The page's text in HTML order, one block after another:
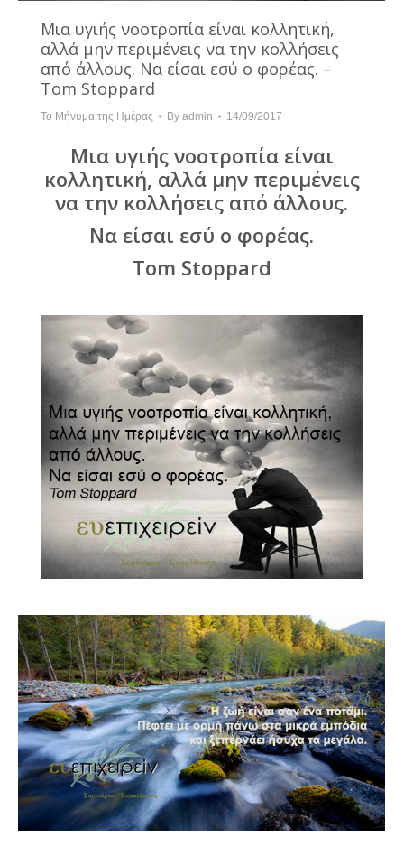
Μια υγιής νοοτροπία είναι κολλητική,
αλλά μην περιμένεις να την κολλήσεις
από άλλους. Να είσαι εσύ ο φορέας. –
Tom Stoppard
Το Μήνυμα της Ημέρας By admin 14/09/2017
Μια υγιής νοοτροπία είναι
κολλητική, αλλά μην περιμένεις
να την κολλήσεις από άλλους.
Να είσαι εσύ ο φορέας.
Tom Stoppard